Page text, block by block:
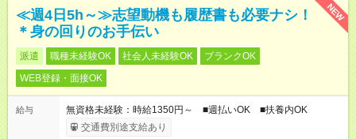
NEW
≪週4日5h～≫志望動機も履歴書も必要ナシ！
＊身の回りのお手伝い
派遣 職種未経験OK 社会人未経験OK
ブランクOK
WEB登録・面接OK
給与
無資格未経験：時給1350円～ ■週払いOK ■扶養内OK
交通費別途支給あり